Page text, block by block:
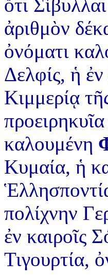
ὅτι
ἀριθμὸν
ὀνόματι
Δελφίς, ἡ
Κιμμερίᾳ
καλουμένη
Κυμαία, ἡ
πολίχνην
ἐν καιροῖς
Τιγουρτία,